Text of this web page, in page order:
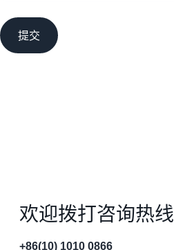
提交
欢迎拨打咨询热线
+86(10) 1010 0866